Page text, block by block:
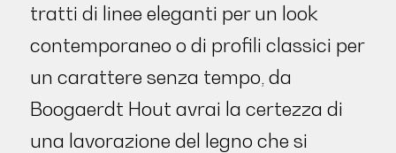
tratti di linee eleganti per un look
contemporaneo o di profili classici per
un carattere senza tempo, da
Boogaerdt Hout avrai la certezza di
una lavorazione del legno che si